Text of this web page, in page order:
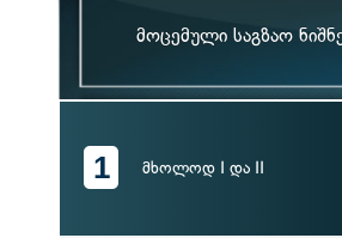
მოცემული საგზაო
1 მხოლოდ I და II